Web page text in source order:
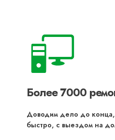
Более 7000
Доводим дело до конца,
быстро, с выездом на